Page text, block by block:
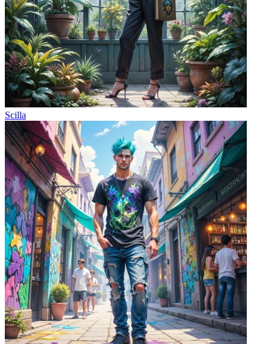
Scilla